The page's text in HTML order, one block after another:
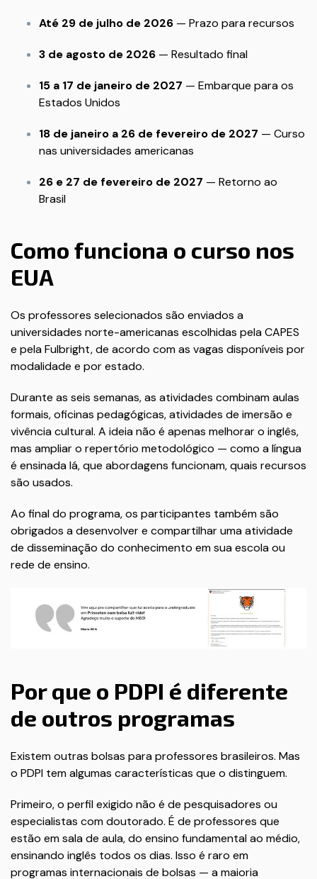
Até 29 de julho de 2026 — Prazo para recursos
3 de agosto de 2026 — Resultado final
15 a 17 de janeiro de 2027 — Embarque para os
Estados Unidos
18 de janeiro a 26 de fevereiro de 2027 — Curso
nas universidades americanas
26 e 27 de fevereiro de 2027 — Retorno ao
Brasil
Como funciona o curso nos
EUA
Os professores selecionados são enviados a
universidades norte-americanas escolhidas pela CAPES
e pela Fulbright, de acordo com as vagas disponíveis por
modalidade e por estado.
Durante as seis semanas, as atividades combinam aulas
formais, oficinas pedagógicas, atividades de imersão e
vivência cultural. A ideia não é apenas melhorar o inglês,
mas ampliar o repertório metodológico — como a língua
é ensinada lá, que abordagens funcionam, quais recursos
são usados.
Ao final do programa, os participantes também são
obrigados a desenvolver e compartilhar uma atividade
de disseminação do conhecimento em sua escola ou
rede de ensino.
Por que o PDPI é diferente
de outros programas
Existem outras bolsas para professores brasileiros. Mas
o PDPI tem algumas características que o distinguem.
Primeiro, o perfil exigido não é de pesquisadores ou
especialistas com doutorado. É de professores que
estão em sala de aula, do ensino fundamental ao médio,
ensinando inglês todos os dias. Isso é raro em
programas internacionais de bolsas — a maioria